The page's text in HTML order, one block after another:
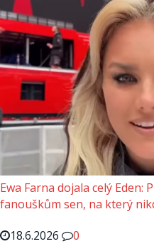
Ewa Farna dojala celý Eden:
fanouškům sen, na který
18.6.2026
0